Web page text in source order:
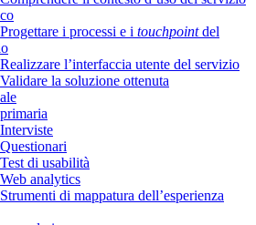
i processi e i touchpointdel
l’interfaccia utente del servizio
la soluzione ottenuta
di usabilità
analytics
di mappatura dell’esperienza